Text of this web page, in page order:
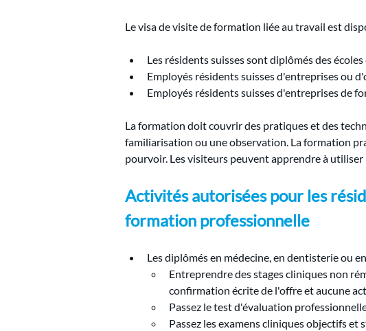
Le visa de visite de formation liée au travail est
Les résidents suisses sont diplômés des
Employés résidents suisses d'entreprises ou
Employés résidents suisses d'entreprises de
La formation doit couvrir des pratiques et des
familiarisation ou une observation. La formation
pourvoir. Les visiteurs peuvent apprendre à
Activités autorisées pour les
formation professionnelle
Les diplômés en médecine, en dentisterie ou
Entreprendre des stages cliniques non
confirmation écrite de l'offre et aucune
Passez le test d'évaluation
Passez les examens cliniques objectifs